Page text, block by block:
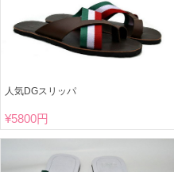
人気DGスリッパ
¥5800円